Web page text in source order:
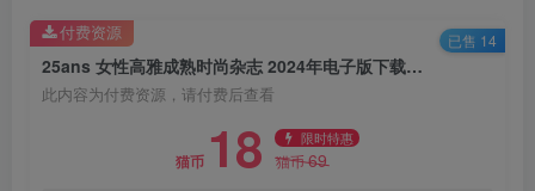
25ans 女性高雅成熟时尚杂志 2024年电子版下载（全12期）
此内容为付费资源，请付费后查看
猫币 18 限时特惠
猫币69
付费资源 已售 14